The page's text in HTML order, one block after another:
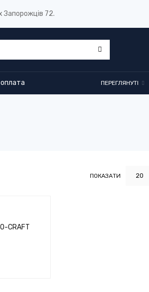
Запорожців 72.
ПЕРЕГЛЯНУТІ
ПОКАЗАТИ 20
CRAFT